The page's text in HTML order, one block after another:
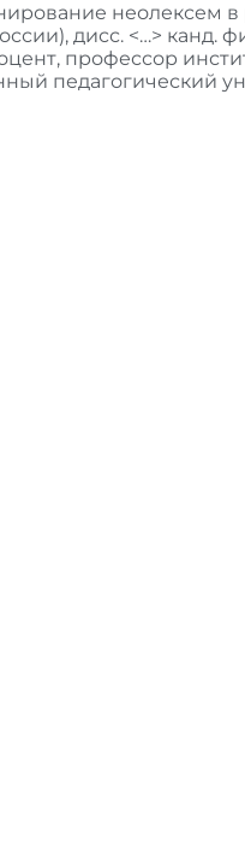
неолексем в
дисс. <…> канд.
профессор
педагогический